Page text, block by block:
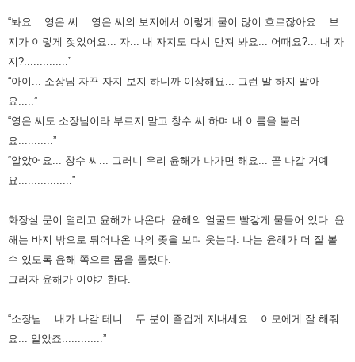
“봐요... 영은 씨... 영은 씨의 보지에서 이렇게 물이 많이 흐르잖아요... 보
지가 이렇게 젖었어요... 자... 내 자지도 다시 만져 봐요... 어때요?... 내 자
지?..............”
“아이... 소장님 자꾸 자지 보지 하니까 이상해요... 그런 말 하지 말아
요.....”
“영은 씨도 소장님이라 부르지 말고 창수 씨 하며 내 이름을 불러
요...........”
“알았어요... 창수 씨... 그러니 우리 윤해가 나가면 해요... 곧 나갈 거예
요.................”
화장실 문이 열리고 윤해가 나온다. 윤해의 얼굴도 빨갛게 물들어 있다. 윤
해는 바지 밖으로 튀어나온 나의 좆을 보며 웃는다. 나는 윤해가 더 잘 볼
수 있도록 윤해 쪽으로 몸을 돌렸다.
그러자 윤해가 이야기한다.
“소장님... 내가 나갈 테니... 두 분이 즐겁게 지내세요... 이모에게 잘 해줘
요... 알았죠.............”